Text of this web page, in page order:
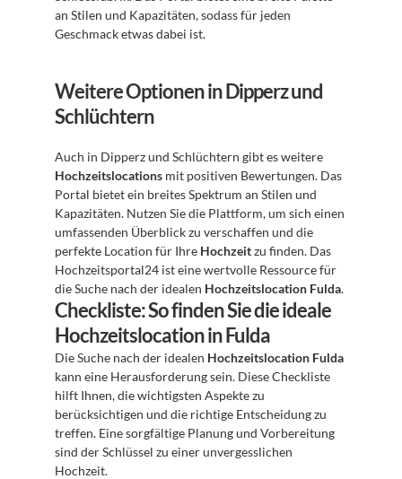
an Stilen und Kapazitäten, sodass für jeden
Geschmack etwas dabei ist.
Weitere Optionen in Dipperz und
Schlüchtern
Hochzeitslocations mit positiven Bewertungen. Das
Portal bietet ein breites Spektrum an Stilen und
Kapazitäten. Nutzen Sie die Plattform, um sich einen
umfassenden Überblick zu verschaffen und die
perfekte Location für Ihre Hochzeit zu finden. Das
Hochzeitsportal24 ist eine wertvolle Ressource für
die Suche nach der idealen Hochzeitslocation Fulda.
Checkliste: So finden Sie die ideale
Hochzeitslocation in Fulda
Die Suche nach der idealen Hochzeitslocation Fulda
kann eine Herausforderung sein. Diese Checkliste
hilft Ihnen, die wichtigsten Aspekte zu
berücksichtigen und die richtige Entscheidung zu
treffen. Eine sorgfältige Planung und Vorbereitung
sind der Schlüssel zu einer unvergesslichen
Hochzeit.